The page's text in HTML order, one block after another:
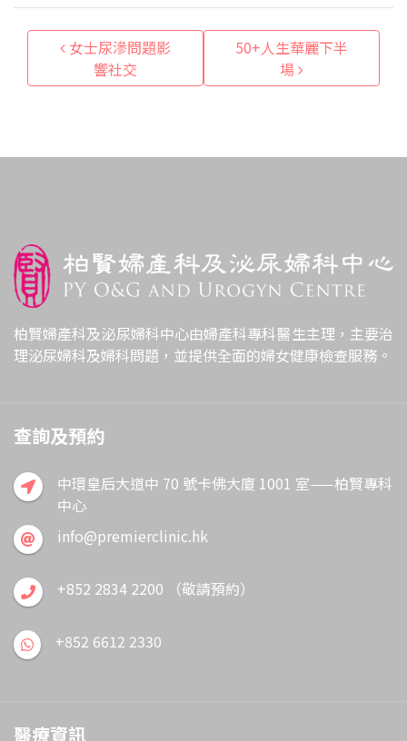
Post navigation
女士尿滲問題影
響社交
50+人生華麗下半
場
柏賢婦產科及泌尿婦科中心由婦產科專科醫生主理，主要治
理泌尿婦科及婦科問題，並提供全面的婦女健康檢查服務。
查詢及預約
中環皇后大道中 70 號卡佛大廈 1001 室——柏賢專科
中心
info@premierclinic.hk
+852 2834 2200 （敬請預約）
+852 6612 2330
醫療資訊